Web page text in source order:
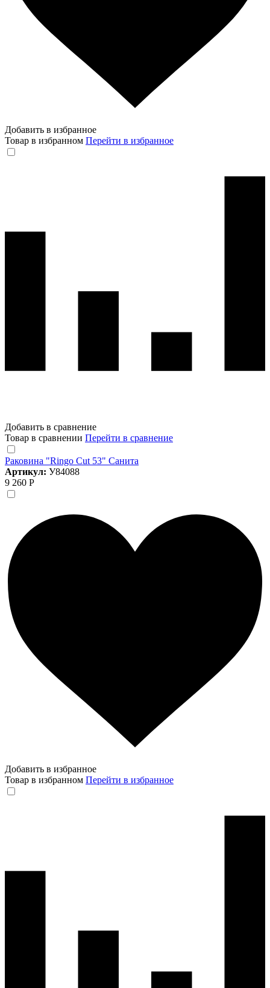
Добавить в избранное
Товар в избранном Перейти в избранное
Добавить в сравнение
Товар в сравнении Перейти в сравнение
Раковина "Ringo Cut 53" Санита
Артикул: У84088
9 260 Р
Добавить в избранное
Товар в избранном Перейти в избранное